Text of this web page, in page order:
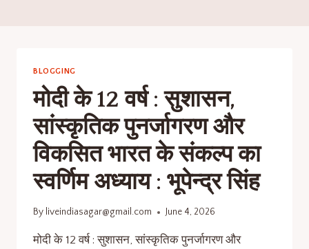
BLOGGING
मोदी के 12 वर्ष : सुशासन,
सांस्कृतिक पुनर्जागरण और
विकसित भारत के संकल्प का
स्वर्णिम अध्याय : भूपेन्द्र सिंह
By liveindiasagar@gmail.com June 4, 2026
मोदी के 12 वर्ष : सुशासन, सांस्कृतिक पुनर्जागरण और